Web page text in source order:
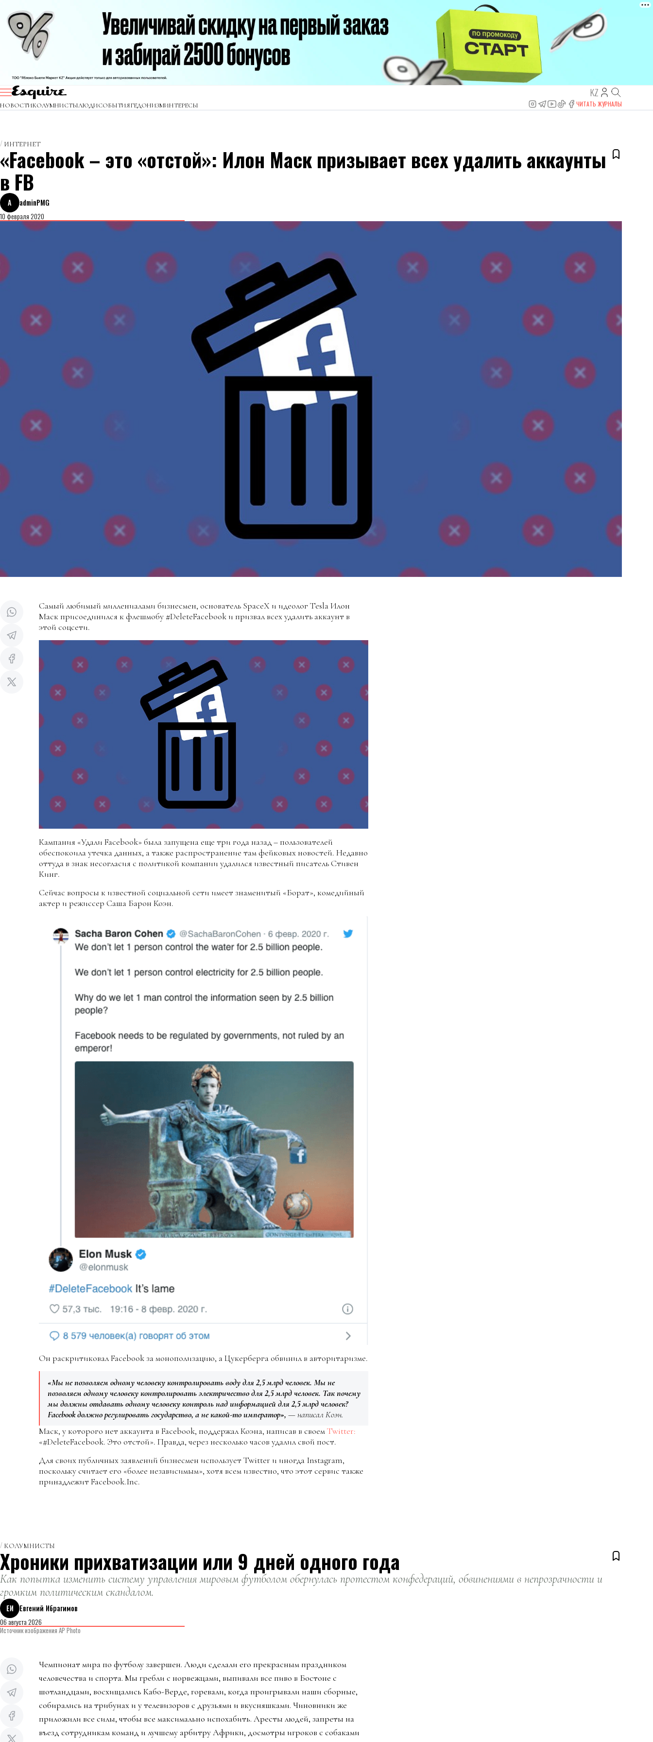
KZ
НОВОСТИКОЛУМНИСТЫЛЮДИСОБЫТИЯГЕДОНИЗМИНТЕРЕСЫ ЧИТАТЬ ЖУРНАЛЫ
ИНТЕРНЕТ
«Facebook – это «отстой»: Илон Маск призывает всех удалить аккаунты
в FB
A
adminPMG
10 февраля 2020
Самый любимый миллениалами бизнесмен, основатель SpaceX и идеолог Tesla Илон
Маск присоединился к флешмобу #DeleteFacebook и призвал всех удалить аккаунт в
этой соцсети.
Кампания «Удали Facebook» была запущена еще три года назад – пользователей
обеспокоила утечка данных, а также распространение там фейковых новостей. Недавно
оттуда в знак несогласия с политикой компании удалился известный писатель Стивен
Кинг.
Сейчас вопросы к известной социальной сети имеет знаменитый «Борат», комедийный
актер и режиссер Саша Барон Коэн.
Он раскритиковал Facebook за монополизацию, а Цукерберга обвинил в авторитаризме.
«Мы не позволяем одному человеку контролировать воду для 2,5 млрд человек. Мы не
позволяем одному человеку контролировать электричество для 2,5 млрд человек. Так почему
мы должны отдавать одному человеку контроль над информацией для 2,5 млрд человек?
Facebook должно регулировать государство, а не какой-то император», — написал Коэн.
Маск, у которого нет аккаунта в Facebook, поддержал Коэна, написав в своемTwitter:
«#DeleteFacebook. Это отстой». Правда, через несколько часов удалил свой пост.
Для своих публичных заявлений бизнесмен использует Twitter и иногда Instagram,
поскольку считает его «более независимым», хотя всем известно, что этот сервис также
принадлежит Facebook.Inc.
КОЛУМНИСТЫ
Хроники прихватизации или 9 дней одного года
Как попытка изменить систему управления мировым футболом обернулась протестом конфедераций, обвинениями в непрозрачности и
громким политическим скандалом.
ЕИ
Евгений Ибрагимов
06 августа 2026
Источник изображения AP Photo
Чемпионат мира по футболу завершен. Люди сделали его прекрасным праздником
человечества и спорта. Мы гребли с норвежцами, выпивали все пиво в Бостоне с
шотландцами, восхищались Кабо-Верде, горевали, когда проигрывали наши сборные,
собирались на трибунах и у телевизоров с друзьями и вкусняшками. Чиновники же
приложили все силы, чтобы все максимально испохабить. Аресты людей, запреты на
въезд сотрудникам команд и лучшему арбитру Африки, досмотры игроков с собаками